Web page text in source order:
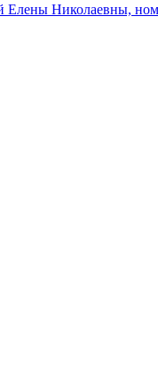
Елены Николаевны,